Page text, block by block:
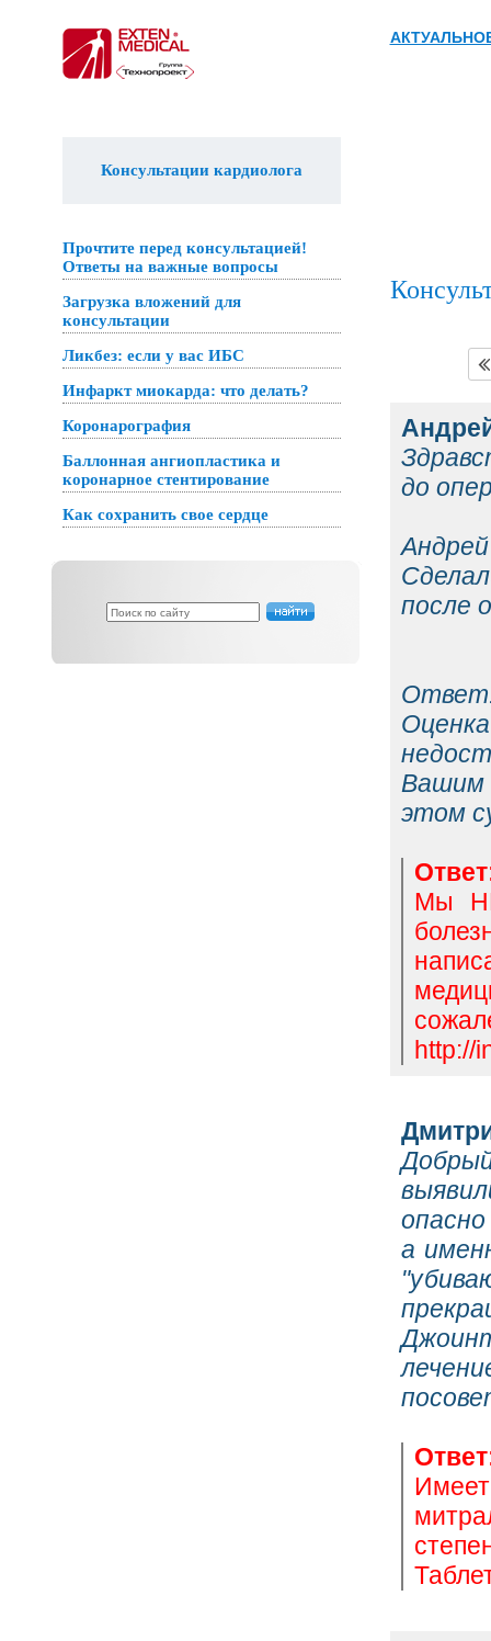
Консультации кардиолога
Прочтите перед консультацией!
Ответы на важные вопросы
Загрузка вложений для
консультации
Ликбез: если у вас ИБС
Инфаркт миокарда: что делать?
Коронарография
Баллонная ангиопластика и
коронарное стентирование
Как сохранить свое сердце
до
после
Вашим
этом
Мы
http://
а